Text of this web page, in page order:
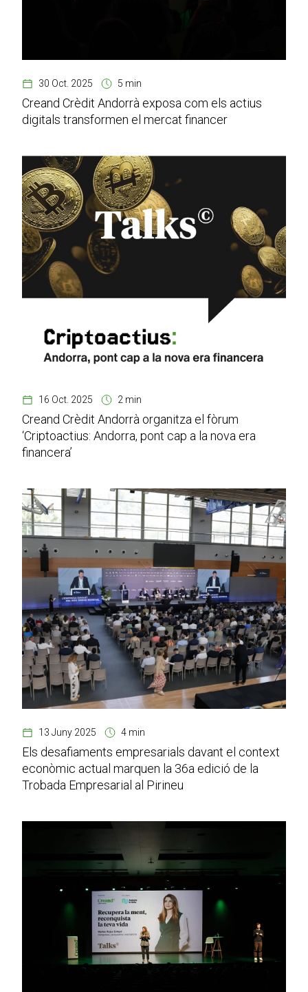
30 Oct. 2025 5 min
Creand Crèdit Andorrà exposa com els actius
digitals transformen el mercat financer
16 Oct. 2025 2 min
Creand Crèdit Andorrà organitza el fòrum
‘Criptoactius: Andorra, pont cap a la nova era
financera’
13 Juny 2025 4 min
Els desafiaments empresarials davant el context
econòmic actual marquen la 36a edició de la
Trobada Empresarial al Pirineu